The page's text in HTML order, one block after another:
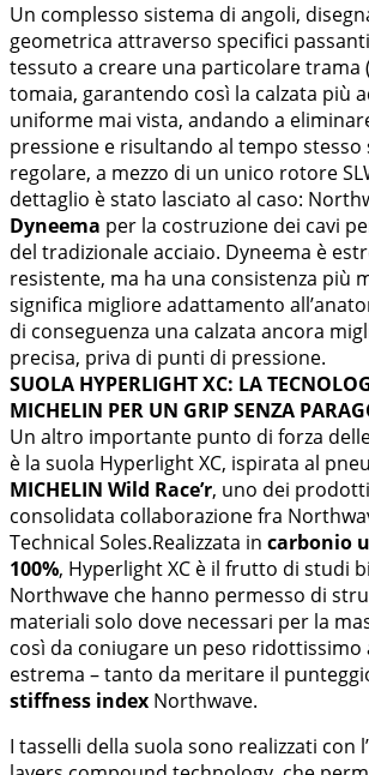
Un complesso sistema di angoli,
geometrica attraverso specifici
tessuto a creare una particolare trama
tomaia, garantendo così la calzata più
uniforme mai vista, andando a
pressione e risultando al tempo stesso
regolare, a mezzo di un unico rotore
dettaglio è stato lasciato al caso:
Dyneema per la costruzione dei cavi
del tradizionale acciaio. Dyneema è
resistente, ma ha una consistenza più
significa migliore adattamento
di conseguenza una calzata ancora
precisa, priva di punti di pressione.
SUOLA HYPERLIGHT XC: LA
MICHELIN PER UN GRIP SENZA
Un altro importante punto di forza
è la suola Hyperlight XC, ispirata al
MICHELIN Wild Race’r, uno dei
consolidata collaborazione fra
Technical Soles.Realizzata in carbonio
100%, Hyperlight XC è il frutto di studi
Northwave che hanno permesso di
materiali solo dove necessari per la
così da coniugare un peso ridottissimo
estrema – tanto da meritare il
stiffness index Northwave.
I tasselli della suola sono realizzati con